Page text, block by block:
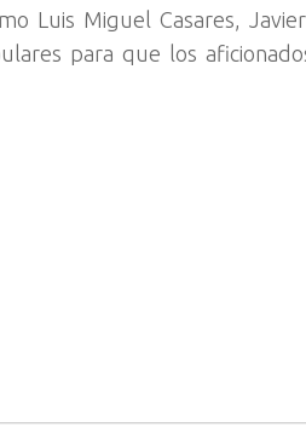
Luis Miguel Casares,
para que los